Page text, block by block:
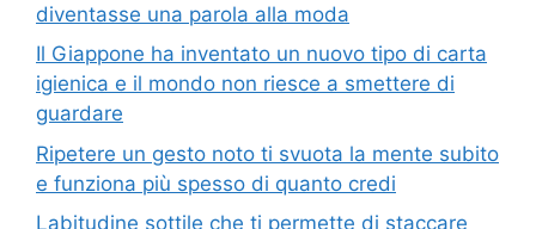
diventasse una parola alla moda
Il Giappone ha inventato un nuovo tipo di carta
igienica e il mondo non riesce a smettere di
guardare
Ripetere un gesto noto ti svuota la mente subito
e funziona più spesso di quanto credi
Labitudine sottile che ti permette di staccare